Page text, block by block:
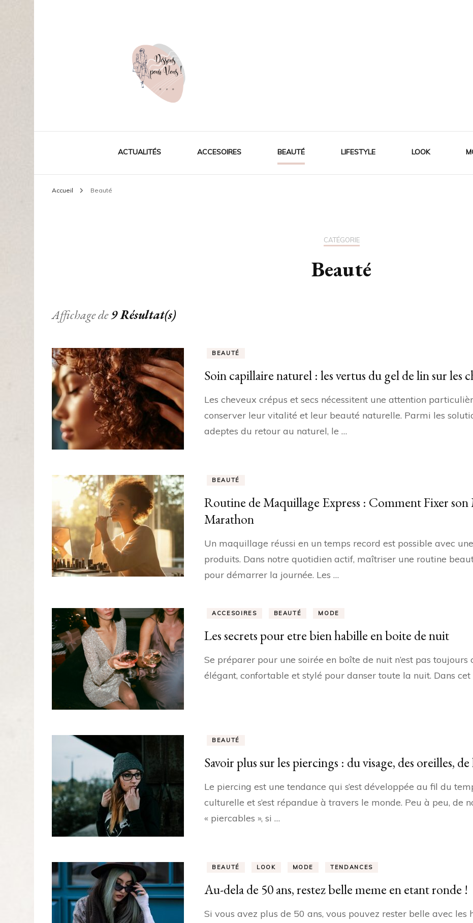
Dessouspourvous
ACTUALITÉS ACCESOIRES BEAUTÉ LIFESTYLE LOOK
Accueil Beauté
CATÉGORIE
Beauté
Affichage de9 Résultat(s)
BEAUTÉ
Soin capillaire naturel : les vertus du gel de lin sur les
Les cheveux crépus et secs nécessitent une attention
conserver leur vitalité et leur beauté naturelle. Parmi les
adeptes du retour au naturel, le …
BEAUTÉ
Routine de Maquillage Express : Comment Fixer
Marathon
Un maquillage réussi en un temps record est possible avec
produits. Dans notre quotidien actif, maîtriser une routine
pour démarrer la journée. Les …
ACCESOIRES BEAUTÉ MODE
Les secrets pour etre bien habille en boite de nuit
Se préparer pour une soirée en boîte de nuit n’est pas
élégant, confortable et stylé pour danser toute la nuit. Dans
BEAUTÉ
Savoir plus sur les piercings : du visage, des oreilles,
Le piercing est une tendance qui s’est développée au fil du
culturelle et s’est répandue à travers le monde. Peu à peu, de
« piercables », si …
BEAUTÉ LOOK MODE TENDANCES
Au-dela de 50 ans, restez belle meme en etant ronde !
Si vous avez plus de 50 ans, vous pouvez rester belle avec